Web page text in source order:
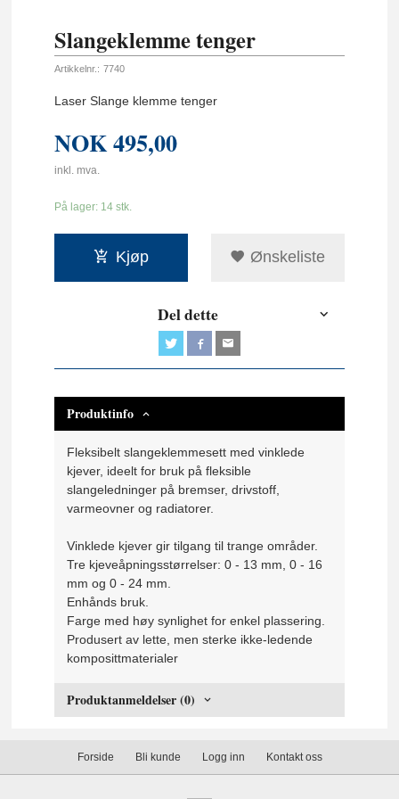
Slangeklemme tenger
Artikkelnr.: 7740
Laser Slange klemme tenger
NOK495,00
inkl. mva.
På lager: 14 stk.
Kjøp Ønskeliste
Del dette
Produktinfo
Fleksibelt slangeklemmesett med vinklede
kjever, ideelt for bruk på fleksible
slangeledninger på bremser, drivstoff,
varmeovner og radiatorer.
Vinklede kjever gir tilgang til trange områder.
Tre kjeveåpningsstørrelser: 0 - 13 mm, 0 - 16
mm og 0 - 24 mm.
Enhånds bruk.
Farge med høy synlighet for enkel plassering.
Produsert av lette, men sterke ikke-ledende
komposittmaterialer
Produktanmeldelser (0)
Forside Bli kunde Logg inn Kontakt oss